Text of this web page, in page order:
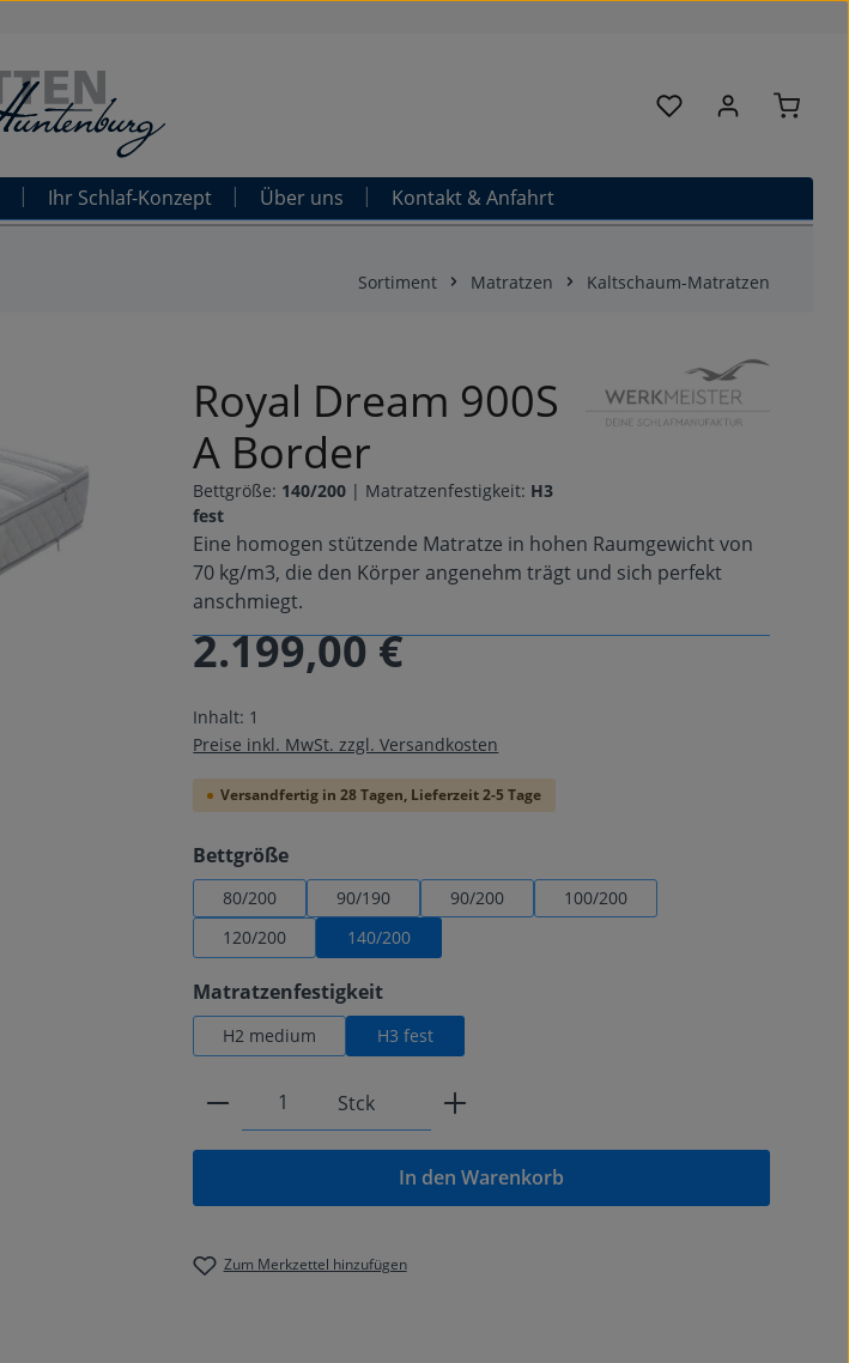
Du hast 0 Produkte
Ihr Schlaf-Konzept Über uns Kontakt & Anfahrt
Sortiment Matratzen Kaltschaum-Matratzen
Royal Dream 900S
A Border
Bettgröße: 140/200 | Matratzenfestigkeit: H3
fest
Eine homogen stützende Matratze in hohen Raumgewicht von
70 kg/m3, die den Körper angenehm trägt und sich perfekt
anschmiegt.
Regulärer Preis:
2.199,00 €
Inhalt: 1
Preise inkl. MwSt. zzgl. Versandkosten
Versandfertig in 28 Tagen, Lieferzeit 2-5 Tage
Bettgrößeauswählen
80/200 90/190 90/200
100/200
120/200
140/200
Matratzenfestigkeitauswählen
H2 medium H3 fest
Produkt Anzahl: Gib den gewünschten Wert
Stck
In den Warenkorb
Zum Merkzettel hinzufügen